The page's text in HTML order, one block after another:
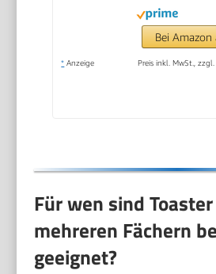
Bei Amazon
* Anzeige Preis inkl. MwSt.,
Für wen sind
mehreren Fächern
geeignet?